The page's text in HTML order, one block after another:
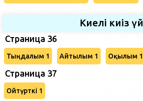
Киелі киіз үй
Страница 36
Тыңдалым 1 Айтылым 1 Оқылым 1
Страница 37
Ойтүрткі 1